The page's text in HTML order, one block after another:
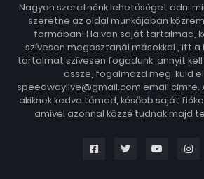
Nagyon szeretnénk lehetőséget adni
szeretne az oldal munkájában
formában! Ha van saját tartalmad,
szívesen megosztanál másokkal , itt a
tartalmat szívesen fogadunk, annyit
össze, fogalmazd meg, küld
speedwaylive@gmail.com email címre.
akiknek kedve támad, később saját
amivel azonnal közzé tudnak majd